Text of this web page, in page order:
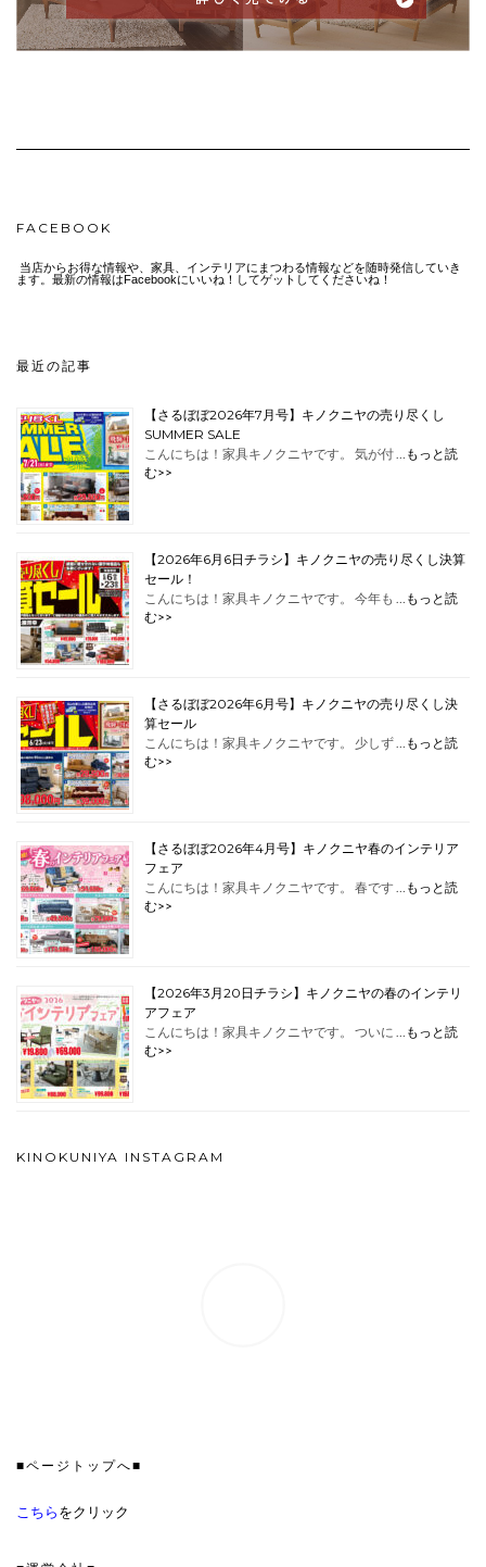
FACEBOOK
当店からお得な情報や、家具、インテリアにまつわる情報などを随時発信していき
ます。最新の情報はFacebookにいいね！してゲットしてくださいね！
最近の記事
【さるぼぼ2026年7月号】キノクニヤの売り尽くし
SUMMER SALE
こんにちは！家具キノクニヤです。 気が付 …
もっと読
む>>
【2026年6月6日チラシ】キノクニヤの売り尽くし決算
セール！
こんにちは！家具キノクニヤです。 今年も …
もっと読
む>>
【さるぼぼ2026年6月号】キノクニヤの売り尽くし決
算セール
こんにちは！家具キノクニヤです。 少しず …
もっと読
む>>
【さるぼぼ2026年4月号】キノクニヤ春のインテリア
フェア
こんにちは！家具キノクニヤです。 春です …
もっと読
む>>
【2026年3月20日チラシ】キノクニヤの春のインテリ
アフェア
こんにちは！家具キノクニヤです。 ついに …
もっと読
む>>
KINOKUNIYA INSTAGRAM
■ページトップへ■
こちらをクリック